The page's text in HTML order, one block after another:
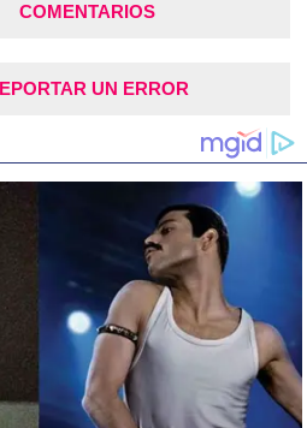
COMENTARIOS
UN ERROR